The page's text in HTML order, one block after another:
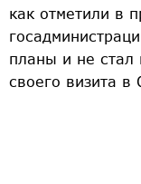
как отметили в
планы и не стал
своего визита в